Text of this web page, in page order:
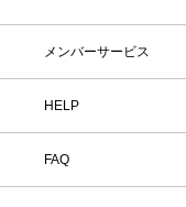
メンバーサービス
HELP
FAQ